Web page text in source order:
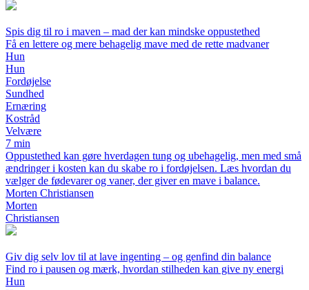
Spis dig til ro i maven – mad der kan mindske oppustethed
Få en lettere og mere behagelig mave med de rette madvaner
Hun
Hun
Fordøjelse
Sundhed
Ernæring
Kostråd
Velvære
7 min
Oppustethed kan gøre hverdagen tung og ubehagelig, men med små
ændringer i kosten kan du skabe ro i fordøjelsen. Læs hvordan du
vælger de fødevarer og vaner, der giver en mave i balance.
Morten Christiansen
Morten
Christiansen
Giv dig selv lov til at lave ingenting – og genfind din balance
Find ro i pausen og mærk, hvordan stilheden kan give ny energi
Hun